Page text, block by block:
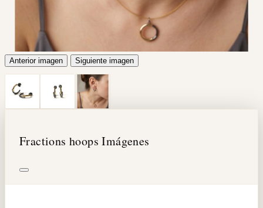
Anterior imagen Siguiente imagen
Fractions hoops Imágenes